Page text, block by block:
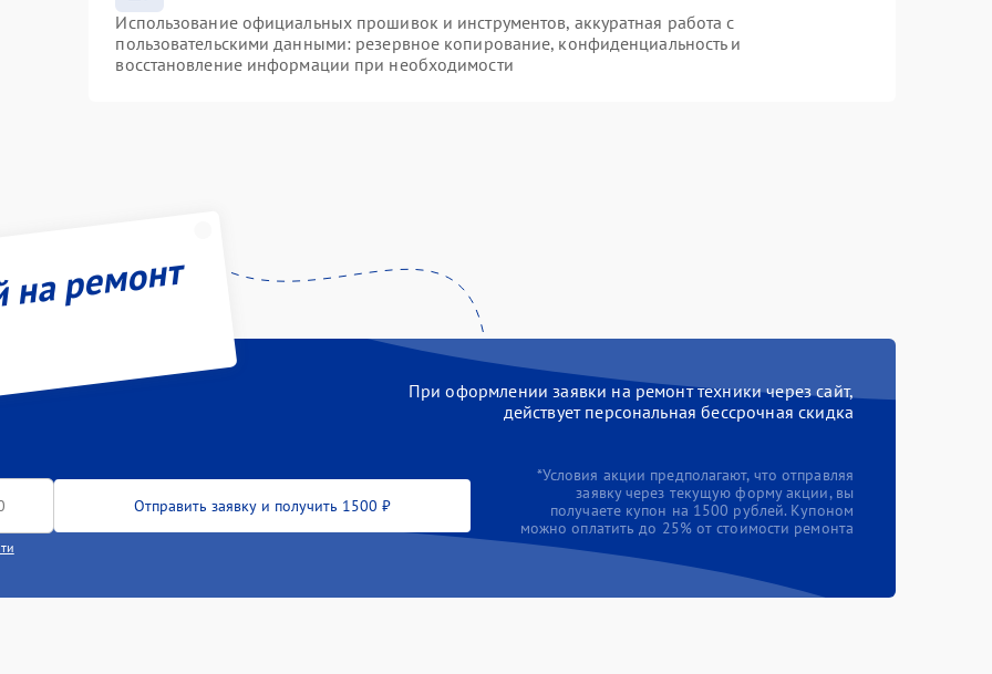
Использование официальных прошивок и инструментов, аккуратная работа с
пользовательскими данными: резервное копирование, конфиденциальность и
восстановление информации при необходимости
ремонт
При оформлении заявки на ремонт техники через сайт,
действует персональная бессрочная скидка
Отправить заявку и получить 1500 ₽
*Условия акции предполагают, что отправляя
заявку через текущую форму акции, вы
получаете купон на 1500 рублей. Купоном
можно оплатить до 25% от стоимости ремонта